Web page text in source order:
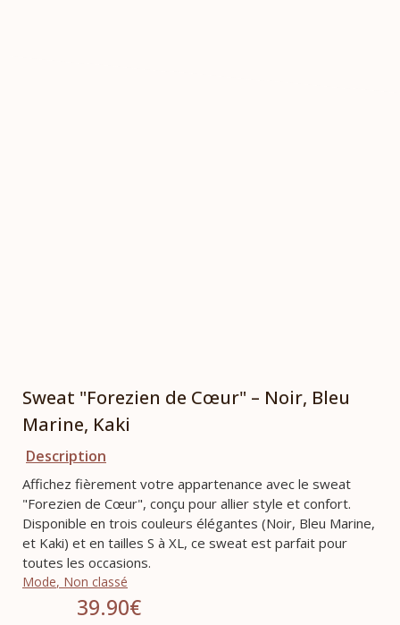
Sweat "Forezien de Cœur" – Noir, Bleu
Marine, Kaki
Description
Affichez fièrement votre appartenance avec le sweat
"Forezien de Cœur", conçu pour allier style et confort.
Disponible en trois couleurs élégantes (Noir, Bleu Marine,
et Kaki) et en tailles S à XL, ce sweat est parfait pour
toutes les occasions.
Mode, Non classé
39.90€